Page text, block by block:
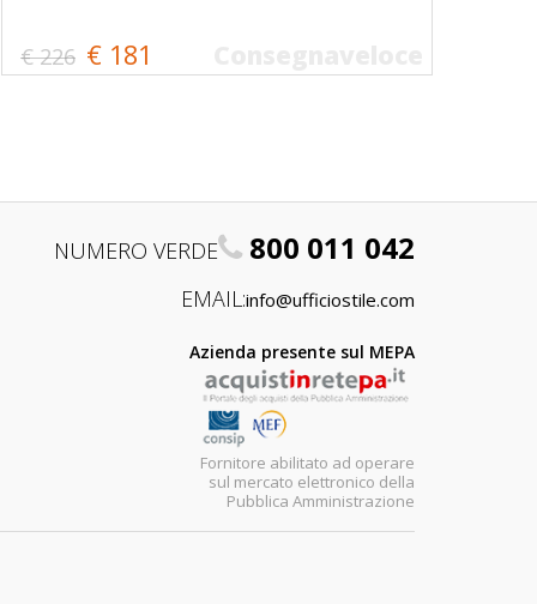
€ 226 € 181
NUMERO VERDE 800 011 042
EMAIL:info@ufficiostile.com
Azienda presente sul MEPA
Fornitore abilitato ad operare
sul mercato elettronico della
Pubblica Amministrazione